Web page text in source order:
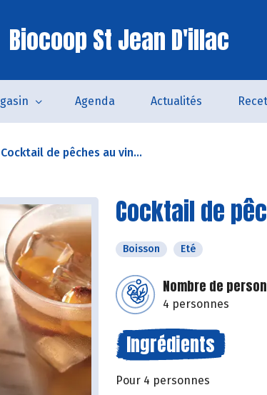
Biocoop St Jean D'illac
Agenda Actualités
Cocktail de pêches au vin...
Cocktail de
Boisson Eté
Nombre de
4 personnes
Ingrédients
Pour 4 personnes